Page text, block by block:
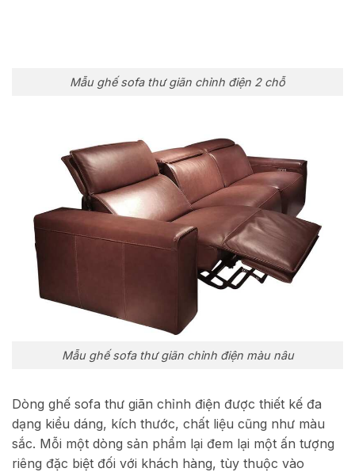
Mẫu ghế sofa thư giãn chỉnh điện 2 chỗ
Mẫu ghế sofa thư giãn chỉnh điện màu nâu
Dòng ghế sofa thư giãn chỉnh điện được thiết kế đa
dạng kiểu dáng, kích thước, chất liệu cũng như màu
sắc. Mỗi một dòng sản phẩm lại đem lại một ấn tượng
riêng đặc biệt đối với khách hàng, tùy thuộc vào